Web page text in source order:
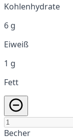
Kohlenhydrate
6 g
Eiweiß
1 g
Fett
Becher